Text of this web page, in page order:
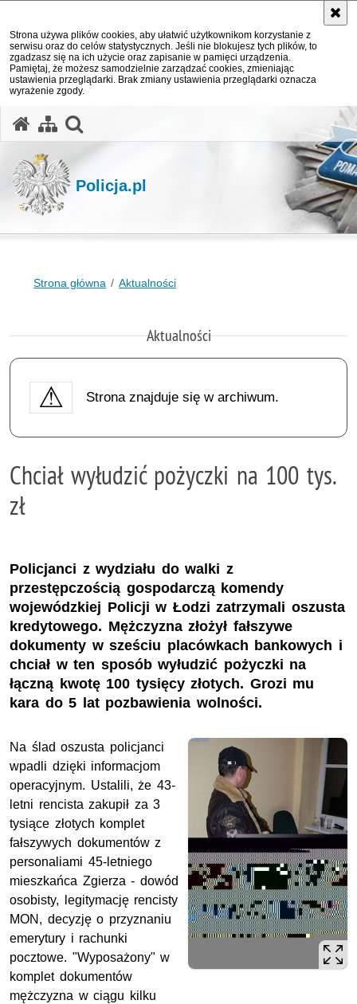
Strona używa plików cookies, aby ułatwić użytkownikom korzystanie z
serwisu oraz do celów statystycznych. Jeśli nie blokujesz tych plików, to
zgadzasz się na ich użycie oraz zapisanie w pamięci urządzenia.
Pamiętaj, że możesz samodzielnie zarządzać cookies, zmieniając
ustawienia przeglądarki. Brak zmiany ustawienia przeglądarki oznacza
wyrażenie zgody.
Policja.pl
Strona główna Aktualności
Aktualności
Strona znajduje się w archiwum.
Chciał wyłudzić pożyczki na 100 tys.
zł
Policjanci z wydziału do walki z
przestępczością gospodarczą komendy
wojewódzkiej Policji w Łodzi zatrzymali oszusta
kredytowego. Mężczyzna złożył fałszywe
dokumenty w sześciu placówkach bankowych i
chciał w ten sposób wyłudzić pożyczki na
łączną kwotę 100 tysięcy złotych. Grozi mu
kara do 5 lat pozbawienia wolności.
Na ślad oszusta policjanci
wpadli dzięki informacjom
operacyjnym. Ustalili, że 43-
letni rencista zakupił za 3
tysiące złotych komplet
fałszywych dokumentów z
personaliami 45-letniego
mieszkańca Zgierza - dowód
osobisty, legitymację rencisty
MON, decyzję o przyznaniu
emerytury i rachunki
pocztowe. "Wyposażony" w
komplet dokumentów
mężczyzna w ciągu kilku